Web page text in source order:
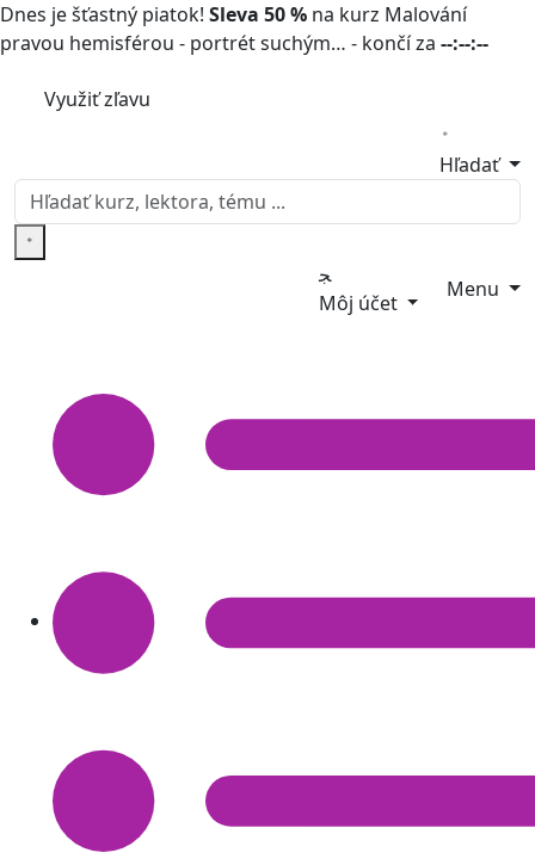
Dnes je šťastný piatok! Sleva 50 % na kurz Malování
pravou hemisférou - portrét suchým… - končí za --:--:--
Využiť zľavu
Hľadať
Môj účet
Menu